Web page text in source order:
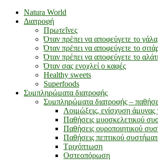
Natura World
Διατροφή
Πρωτεΐνες
Όταν πρέπει να αποφεύγετε το γάλα
Όταν πρέπει να αποφεύγετε το
Όταν πρέπει να αποφεύγετε το αλάτι
Όταν σας ενοχλεί ο καφές
Healthy sweets
Superfoods
Συμπληρώματα διατροφής
Συμπληρώματα διατροφής –
Λοιμώξεις, ενίσχυση άμυνας
Παθήσεις μυοσκελετικού
Παθήσεις ουροποιητικού
Παθήσεις πεπτικού
Τριχόπτωση
Οστεοπόρωση